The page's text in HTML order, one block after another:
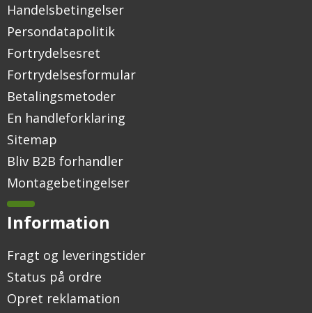
Handelsbetingelser
Persondatapolitik
Fortrydelsesret
Fortrydelsesformular
Betalingsmetoder
En handleforklaring
Sitemap
Bliv B2B forhandler
Montagebetingelser
Information
Fragt og leveringstider
Status på ordre
Opret reklamation